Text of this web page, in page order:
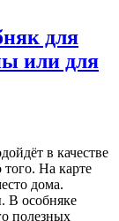
для
или для
в качестве
На карте
дома.
В особняке
полезных